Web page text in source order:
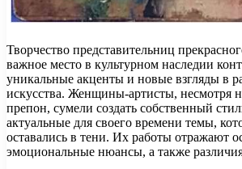
Творчество представительниц
важное место в культурном наследии
уникальные акценты и новые взгляды в
искусства. Женщины-артисты, несмотря
препон, сумели создать собственный
актуальные для своего времени темы,
оставались в тени. Их работы отражают
эмоциональные нюансы, а также